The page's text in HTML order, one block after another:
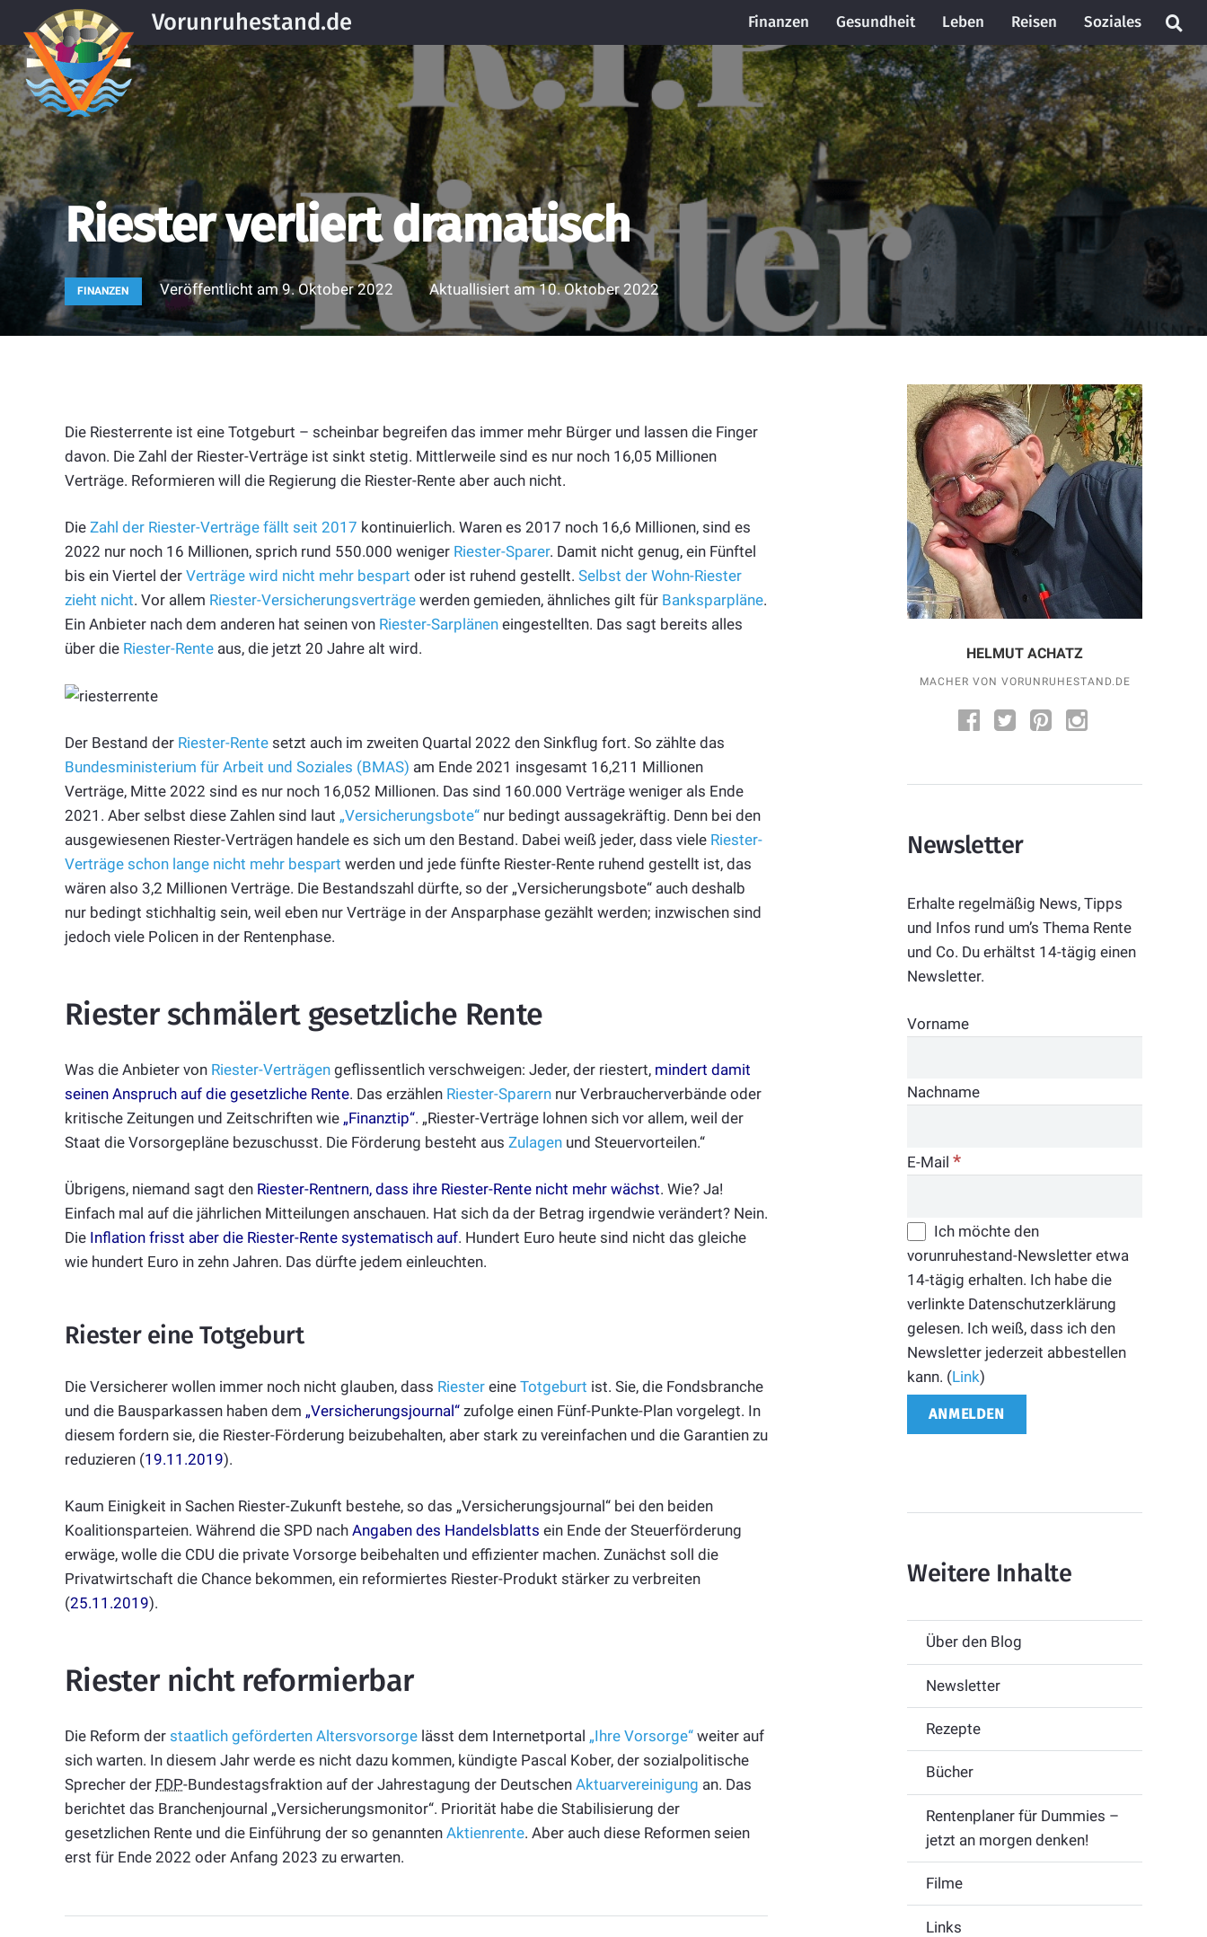
Vorunruhestand.de Finanzen Gesundheit Leben Reisen Soziales
Riester verliert dramatisch
FINANZEN Veröffentlicht am9. Oktober 2022 Aktuallisiert am10. Oktober 2022
Die Riesterrente ist eine Totgeburt – scheinbar begreifen das immer mehr Bürger und lassen die Finger
davon. Die Zahl der Riester-Verträge ist sinkt stetig. Mittlerweile sind es nur noch 16,05 Millionen
Verträge. Reformieren will die Regierung die Riester-Rente aber auch nicht.
Die Zahl der Riester-Verträge fällt seit 2017 kontinuierlich. Waren es 2017 noch 16,6 Millionen, sind es
2022 nur noch 16 Millionen, sprich rund 550.000 weniger Riester-Sparer. Damit nicht genug, ein Fünftel
bis ein Viertel der Verträge wird nicht mehr bespart oder ist ruhend gestellt. Selbst der Wohn-Riester
zieht nicht. Vor allem Riester-Versicherungsverträge werden gemieden, ähnliches gilt für Banksparpläne.
Ein Anbieter nach dem anderen hat seinen von Riester-Sarplänen eingestellten. Das sagt bereits alles
über die Riester-Rente aus, die jetzt 20 Jahre alt wird.
Der Bestand der Riester-Rente setzt auch im zweiten Quartal 2022 den Sinkflug fort. So zählte das
Bundesministerium für Arbeit und Soziales (BMAS) am Ende 2021 insgesamt 16,211 Millionen
Verträge, Mitte 2022 sind es nur noch 16,052 Millionen. Das sind 160.000 Verträge weniger als Ende
2021. Aber selbst diese Zahlen sind laut „Versicherungsbote“ nur bedingt aussagekräftig. Denn bei den
ausgewiesenen Riester-Verträgen handele es sich um den Bestand. Dabei weiß jeder, dass viele Riester-
Verträge schon lange nicht mehr bespart werden und jede fünfte Riester-Rente ruhend gestellt ist, das
wären also 3,2 Millionen Verträge. Die Bestandszahl dürfte, so der „Versicherungsbote“ auch deshalb
nur bedingt stichhaltig sein, weil eben nur Verträge in der Ansparphase gezählt werden; inzwischen sind
jedoch viele Policen in der Rentenphase.
Riester schmälert gesetzliche Rente
Was die Anbieter von Riester-Verträgen geflissentlich verschweigen: Jeder, der riestert, mindert damit
seinen Anspruch auf die gesetzliche Rente. Das erzählen Riester-Sparern nur Verbraucherverbände oder
kritische Zeitungen und Zeitschriften wie „Finanztip“. „Riester-Verträge lohnen sich vor allem, weil der
Staat die Vorsorgepläne bezuschusst. Die Förderung besteht aus Zulagen und Steuervorteilen.“
Übrigens, niemand sagt den Riester-Rentnern, dass ihre Riester-Rente nicht mehr wächst. Wie? Ja!
Einfach mal auf die jährlichen Mitteilungen anschauen. Hat sich da der Betrag irgendwie verändert? Nein.
Die Inflation frisst aber die Riester-Rente systematisch auf. Hundert Euro heute sind nicht das gleiche
wie hundert Euro in zehn Jahren. Das dürfte jedem einleuchten.
Riester eine Totgeburt
Die Versicherer wollen immer noch nicht glauben, dass Riester eine Totgeburt ist. Sie, die Fondsbranche
und die Bausparkassen haben dem „Versicherungsjournal“ zufolge einen Fünf-Punkte-Plan vorgelegt. In
diesem fordern sie, die Riester-Förderung beizubehalten, aber stark zu vereinfachen und die Garantien zu
reduzieren (19.11.2019).
Kaum Einigkeit in Sachen Riester-Zukunft bestehe, so das „Versicherungsjournal“ bei den beiden
Koalitionsparteien. Während die SPD nach Angaben des Handelsblatts ein Ende der Steuerförderung
erwäge, wolle die CDU die private Vorsorge beibehalten und effizienter machen. Zunächst soll die
Privatwirtschaft die Chance bekommen, ein reformiertes Riester-Produkt stärker zu verbreiten
(25.11.2019).
Riester nicht reformierbar
Die Reform der staatlich geförderten Altersvorsorge lässt dem Internetportal „Ihre Vorsorge“ weiter auf
sich warten. In diesem Jahr werde es nicht dazu kommen, kündigte Pascal Kober, der sozialpolitische
Sprecher der FDP-Bundestagsfraktion auf der Jahrestagung der Deutschen Aktuarvereinigung an. Das
berichtet das Branchenjournal „Versicherungsmonitor“. Priorität habe die Stabilisierung der
gesetzlichen Rente und die Einführung der so genannten Aktienrente. Aber auch diese Reformen seien
erst für Ende 2022 oder Anfang 2023 zu erwarten.
HELMUT ACHATZ
MACHER VON VORUNRUHESTAND.DE
Newsletter
Erhalte regelmäßig News, Tipps
und Infos rund um’s Thema Rente
und Co. Du erhältst 14-tägig einen
Newsletter.
Vorname
Nachname
E-Mail*
Ich möchte den
vorunruhestand-Newsletter etwa
14-tägig erhalten. Ich habe die
verlinkte Datenschutzerklärung
gelesen. Ich weiß, dass ich den
Newsletter jederzeit abbestellen
kann. (Link)
Weitere Inhalte
Über den Blog
Newsletter
Rezepte
Bücher
Rentenplaner für Dummies –
jetzt an morgen denken!
Filme
Links